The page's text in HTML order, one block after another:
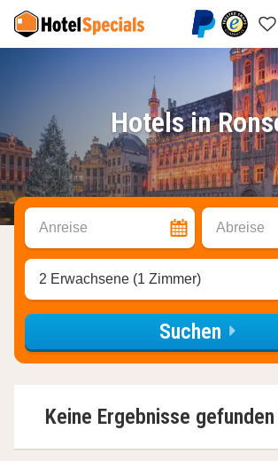
Hotels in
Anreise Abreise
2 Erwachsene (1 Zimmer)
Suchen
Keine Ergebnisse